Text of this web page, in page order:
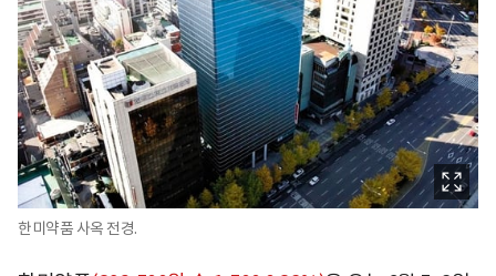
한미약품 사옥 전경.